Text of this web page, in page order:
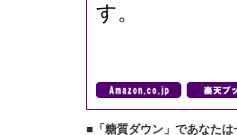
す。
■「糖質ダウン」であなた